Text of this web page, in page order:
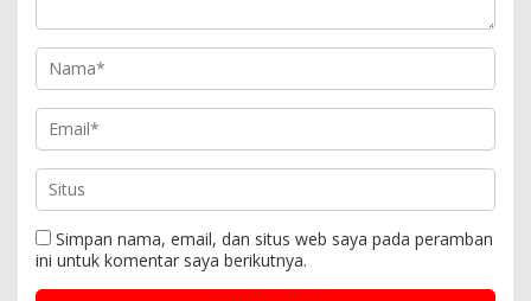
Simpan nama, email, dan situs web saya pada peramban
ini untuk komentar saya berikutnya.